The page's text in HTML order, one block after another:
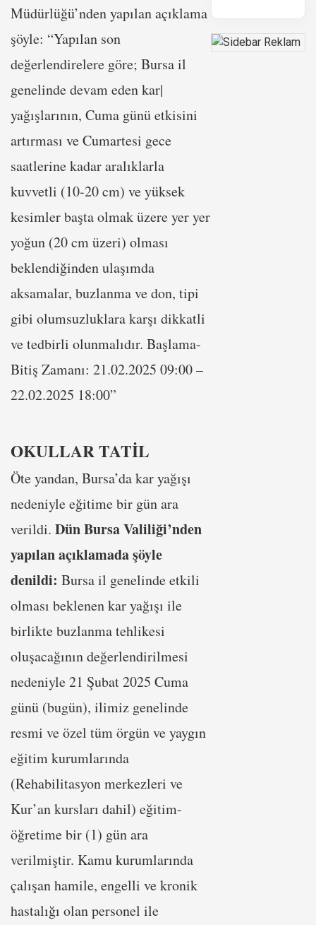
Müdürlüğü’nden yapılan açıklama
şöyle: “Yapılan son
değerlendirelere göre; Bursa il
genelinde devam eden kar|
yağışlarının, Cuma günü etkisini
artırması ve Cumartesi gece
saatlerine kadar aralıklarla
kuvvetli (10-20 cm) ve yüksek
kesimler başta olmak üzere yer yer
yoğun (20 cm üzeri) olması
beklendiğinden ulaşımda
aksamalar, buzlanma ve don, tipi
gibi olumsuzluklara karşı dikkatli
ve tedbirli olunmalıdır. Başlama-
Bitiş Zamanı: 21.02.2025 09:00 –
22.02.2025 18:00”
OKULLAR TATİL
Öte yandan, Bursa’da kar yağışı
nedeniyle eğitime bir gün ara
verildi. Dün Bursa Valiliği’nden
yapılan açıklamada şöyle
denildi: Bursa il genelinde etkili
olması beklenen kar yağışı ile
birlikte buzlanma tehlikesi
oluşacağının değerlendirilmesi
nedeniyle 21 Şubat 2025 Cuma
günü (bugün), ilimiz genelinde
resmi ve özel tüm örgün ve yaygın
eğitim kurumlarında
(Rehabilitasyon merkezleri ve
Kur’an kursları dahil) eğitim-
öğretime bir (1) gün ara
verilmiştir. Kamu kurumlarında
çalışan hamile, engelli ve kronik
hastalığı olan personel ile